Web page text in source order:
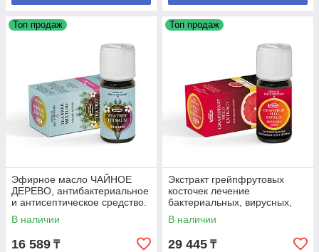
Топ продаж
Эфирное масло ЧАЙНОЕ
ДЕРЕВО, антибактериальное
и антисептическое средство.
В наличии
16 589 ₸
Топ продаж
Экстракт грейпфрутовых
косточек лечение
бактериальных, вирусных,
грибковых инфекций,
стоматит, герпес, угри
В наличии
29 445 ₸